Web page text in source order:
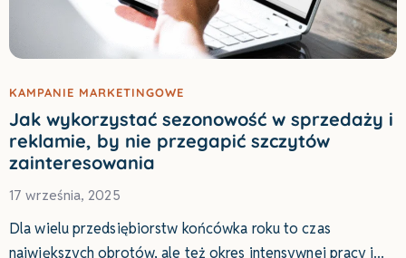
KAMPANIE MARKETINGOWE
Jak wykorzystać sezonowość w sprzedaży i
reklamie, by nie przegapić szczytów
zainteresowania
17 września, 2025
Dla wielu przedsiębiorstw końcówka roku to czas
największych obrotów, ale też okres intensywnej pracy i